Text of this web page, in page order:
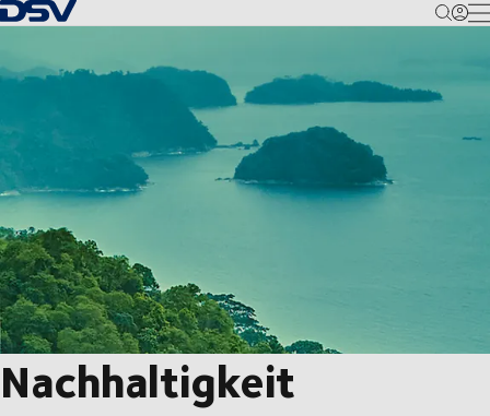
Zurück zur Startseite
Nachhaltigkeit